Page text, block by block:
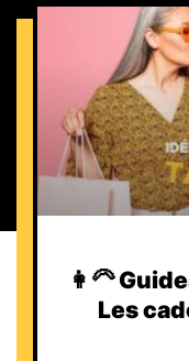
👩‍🦳
Les